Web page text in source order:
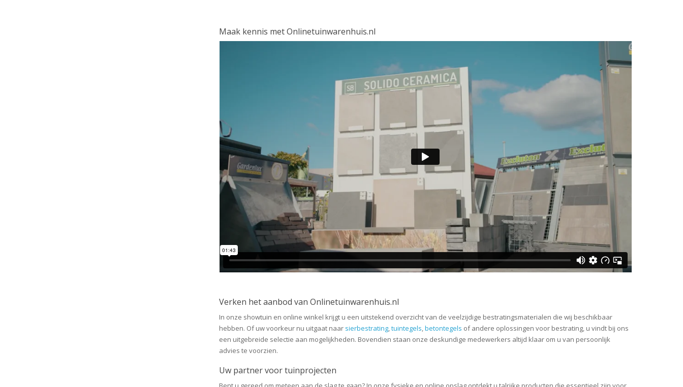
Maak kennis met Onlinetuinwarenhuis.nl
Verken het aanbod van Onlinetuinwarenhuis.nl
In onze showtuin en online winkel krijgt u een uitstekend overzicht van de veelzijdige bestratingsmaterialen die wij beschikbaar
hebben. Of uw voorkeur nu uitgaat naar sierbestrating,tuintegels,betontegels of andere oplossingen voor bestrating, u vindt bij ons
een uitgebreide selectie aan mogelijkheden. Bovendien staan onze deskundige medewerkers altijd klaar om u van persoonlijk
advies te voorzien.
Uw partner voor tuinprojecten